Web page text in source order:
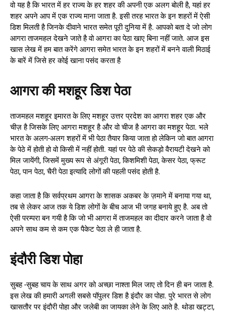
वो यह है कि भारत में हर राज्य के हर शहर की अपनी एक अलग बोली है, यहां हर
शहर अपने आप में एक राज्य माना जाता है. इसी तरह भारत के इन शहरों में ऐसी
डिश मिलती है जिनके दीवाने भारत समेत पूरी दुनिया में है. आपको बता दे जो लोग
आगरा ताजमहल देखने जाते है वो आगरा का पेठा खाए बिना नहीं जाते. आज इस
खास लेख में हम बात करेंगे आगरा समेत भारत के इन शहरों में बनने वाली मिठाई
के बारें में जिसे हर कोई खाना पसंद करता है
आगरा की मशहूर डिश पेठा
ताजमहल मशहूर इमारत के लिए मशहूर उत्तर प्रदेश का आगरा शहर एक और
चीज़ है जिसके लिए आगरा मशहूर है और वो चीज है आगरा का मशहूर पेठा. भले
भारत के अलग-अलग शहरों में भी पेठा तैयार किया जाता हो लेकिन जो बात आगरा
के पेठे में होती हो वो किसी में नहीं होती. यहां पर पेठे की सेकड़ो वैरायटी देखने को
मिल जायेंगी, जिसमें मुख्य रूप से अंगूरी पेठा, किशमिशी पेठा, केसर पेठा, फ्रूट
पेठा, पान पेठा, चैरी पेठा इत्यादि लोगों की पहली पसंद होती है.
कहा जाता है कि सर्वप्रथम आगरा के शासक अकबर के ज़माने में बनाया गया था,
तब से लेकर आज तक ये डिश लोगों के बीच आज भी जगह बनाये हुए है. अब तो
ऐसी परम्परा बन गयी है कि जो भी आगरा में ताजमहल का दीदार करने जाता है वो
अपने साथ कम से कम एक पैकेट पेठा ले ही जाता है.
इंदौरी डिश पोहा
सुबह -सुबह चाय के साथ अगर को अच्छा नाश्ता मिल जाए तो दिन ही बन जाता है.
इस लेख की हमारी अगली सबसे पॉपुलर डिश है इंदौर का पोहा. पुरे भारत से लोग
खासतौर पर इंदौरी पोहा और जलेबी का जायका लेने के लिए आते है. थोडा खट्टा,